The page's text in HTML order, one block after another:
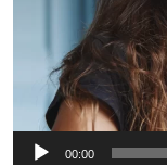
00:00